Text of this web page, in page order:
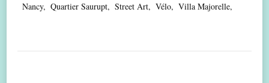
Nancy
Quartier Saurupt Street Art Vélo Villa Majorelle